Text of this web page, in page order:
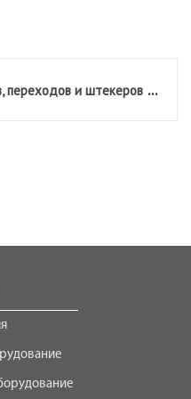
переходов и штекеров ...